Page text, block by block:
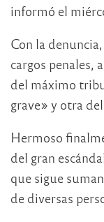
informó el
Con la
cargos penales,
del máximo
grave» y otra
Hermoso
del gran
que sigue
de diversas